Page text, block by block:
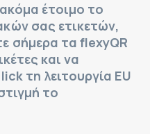
έτοιμο το
σας ετικετών,
σήμερα τα flexyQR
και να
τη λειτουργία EU
το